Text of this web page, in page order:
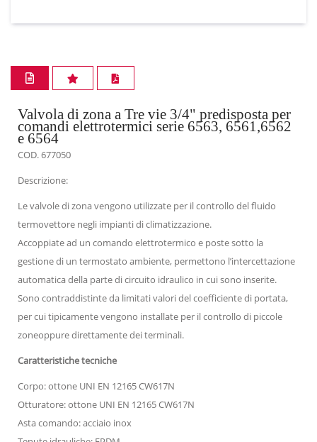
Valvola di zona a Tre vie 3/4" predisposta per
comandi elettrotermici serie 6563, 6561,6562
e 6564
COD. 677050
Descrizione:
Le valvole di zona vengono utilizzate per il controllo del fluido
termovettore negli impianti di climatizzazione.
Accoppiate ad un comando elettrotermico e poste sotto la
gestione di un termostato ambiente, permettono l’intercettazione
automatica della parte di circuito idraulico in cui sono inserite.
Sono contraddistinte da limitati valori del coefficiente di portata,
per cui tipicamente vengono installate per il controllo di piccole
zoneoppure direttamente dei terminali.
Caratteristiche tecniche
Corpo: ottone UNI EN 12165 CW617N
Otturatore: ottone UNI EN 12165 CW617N
Asta comando: acciaio inox